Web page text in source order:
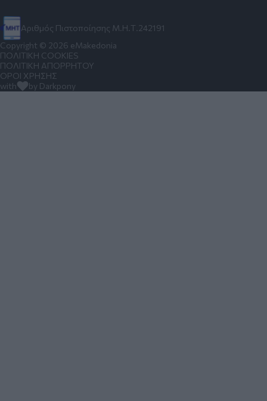
Αριθμός Πιστοποίησης Μ.Η.Τ.242191
Copyright © 2026 eMakedonia
ΠΟΛΙΤΙΚΗ COOKIES
ΠΟΛΙΤΙΚΗ ΑΠΟΡΡΗΤΟΥ
ΟΡΟΙ ΧΡΗΣΗΣ
with
by Darkpony